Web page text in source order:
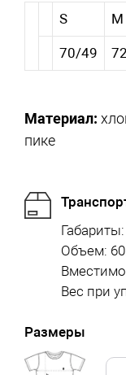
S M
70/49
Материал:
пике
Объем:
Вес при
Размеры